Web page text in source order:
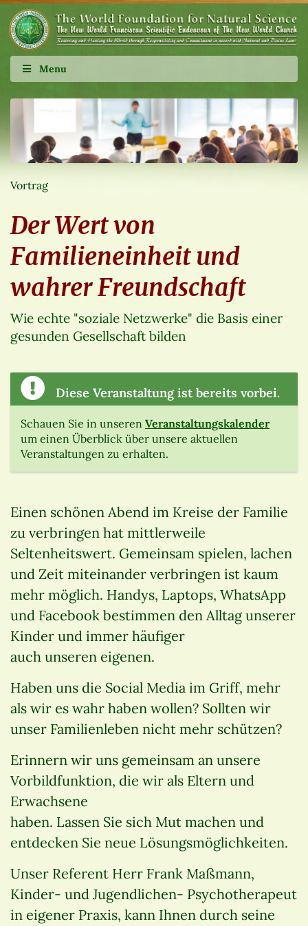
Menu
Vortrag
Der Wert von
Familieneinheit und
wahrer Freundschaft
Wie echte "soziale Netzwerke" die Basis einer
gesunden Gesellschaft bilden
Diese Veranstaltung ist bereits vorbei.
Schauen Sie in unseren Veranstaltungskalender
um einen Überblick über unsere aktuellen
Veranstaltungen zu erhalten.
Einen schönen Abend im Kreise der Familie
zu verbringen hat mittlerweile
Seltenheitswert. Gemeinsam spielen, lachen
und Zeit miteinander verbringen ist kaum
mehr möglich. Handys, Laptops, WhatsApp
und Facebook bestimmen den Alltag unserer
Kinder und immer häufiger
auch unseren eigenen.
Haben uns die Social Media im Griff, mehr
als wir es wahr haben wollen? Sollten wir
unser Familienleben nicht mehr schützen?
Erinnern wir uns gemeinsam an unsere
Vorbildfunktion, die wir als Eltern und
Erwachsene
haben. Lassen Sie sich Mut machen und
entdecken Sie neue Lösungsmöglichkeiten.
Unser Referent Herr Frank Maßmann,
Kinder- und Jugendlichen- Psychotherapeut
in eigener Praxis, kann Ihnen durch seine